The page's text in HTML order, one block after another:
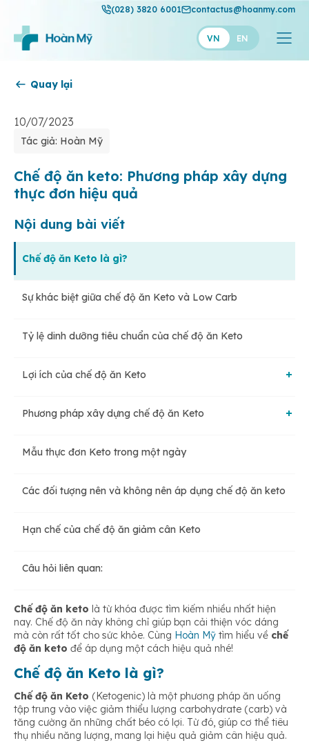
(028) 3820 6001 contactus@hoanmy.com
VN EN
Thuận Mỹ
Quay lại
10/07/2023
Tác giả: Hoàn Mỹ
Chế độ ăn keto: Phương pháp xây dựng
thực đơn hiệu quả
Nội dung bài viết
Chế độ ăn Keto là gì?
Sự khác biệt giữa chế độ ăn Keto và Low Carb
Tỷ lệ dinh dưỡng tiêu chuẩn của chế độ ăn Keto
Lợi ích của chế độ ăn Keto
Chế độ ăn Keto giúp giảm cân
Phương pháp xây dựng chế độ ăn Keto
Những thực phẩm nên dùng
Mẫu thực đơn Keto trong một ngày
Các đối tượng nên và không nên áp dụng chế độ ăn keto
Hạn chế của chế độ ăn giảm cân Keto
Câu hỏi liên quan:
Chế độ ăn keto là từ khóa được tìm kiếm nhiều nhất hiện
nay. Chế độ ăn này không chỉ giúp bạn cải thiện vóc dáng
mà còn rất tốt cho sức khỏe. Cùng Hoàn Mỹ tìm hiểu về chế
độ ăn keto để áp dụng một cách hiệu quả nhé!
Chế độ ăn Keto là gì?
Chế độ ăn Keto (Ketogenic) là một phương pháp ăn uống
tập trung vào việc giảm thiểu lượng carbohydrate (carb) và
tăng cường ăn những chất béo có lợi. Từ đó, giúp cơ thể tiêu
thụ nhiều năng lượng, mang lại hiệu quả giảm cân hiệu quả.